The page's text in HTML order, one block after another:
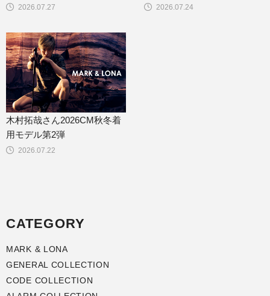
2026.07.27 2026.07.24
2026.07.22
木村拓哉さん2026CM秋冬着
用モデル第2弾
CATEGORY
MARK & LONA
GENERAL COLLECTION
CODE COLLECTION